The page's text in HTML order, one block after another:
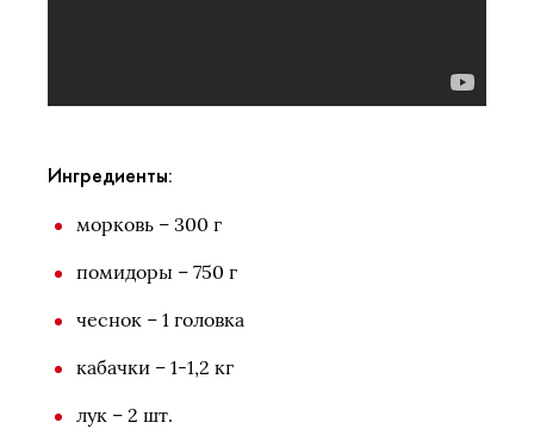
Ингредиенты:
морковь – 300 г
помидоры – 750 г
чеснок – 1 головка
кабачки – 1-1,2 кг
лук – 2 шт.